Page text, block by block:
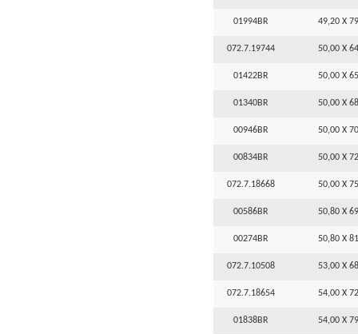
01994BR 49,20 X
072.7.19744 50,00 X
01422BR 50,00 X
01340BR 50,00 X
00946BR 50,00 X
00834BR 50,00 X
072.7.18668 50,00 X
00586BR 50,80 X
00274BR 50,80 X
072.7.10508 53,00 X
072.7.18654 54,00 X
01838BR 54,00 X